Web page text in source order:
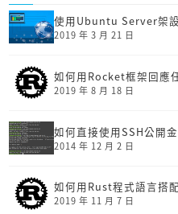
使用Ubuntu Server架
2019 年 3 月 21 日
如何用Rocket框架回應
2019 年 8 月 18 日
如何直接使用SSH公開
2014 年 12 月 2 日
如何用Rust程式語言搭
2019 年 11 月 7 日